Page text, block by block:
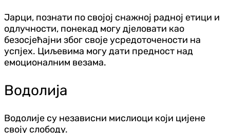
Јарци, познати по својој снажној радној етици и
одлучности, понекад могу дјеловати као
безосјећајни због своје усредоточености на
успјех. Циљевима могу дати предност над
емоционалним везама.
Водолија
Водолије су независни мислиоци који цијене
своју слободу.